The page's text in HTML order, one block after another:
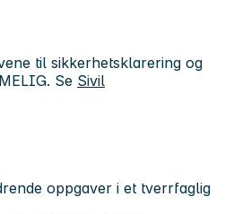
til sikkerhetsklarering og
Se Sivil
oppgaver i et tverrfaglig